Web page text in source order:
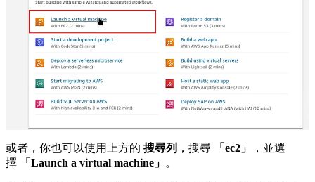
或者，你也可以使用上方的 搜尋列 ，搜尋 「ec2」
，並選
擇
「Launch a virtual machine」 。